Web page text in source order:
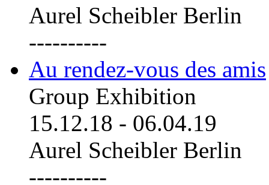
Aurel Scheibler Berlin
----------
Au rendez-vous des amis
Group Exhibition
15.12.18 - 06.04.19
Aurel Scheibler Berlin
----------